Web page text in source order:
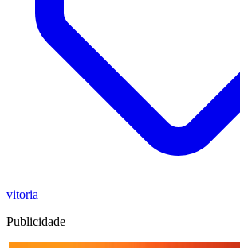
vitoria
Publicidade